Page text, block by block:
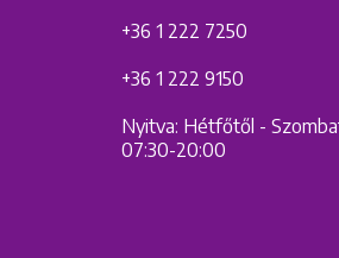
+36 1 222 7250
+36 1 222 9150
Nyitva: Hétfőtől -
07:30-20:00